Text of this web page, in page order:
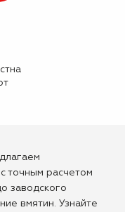
точным расчетом
заводского
вмятин. Узнайте